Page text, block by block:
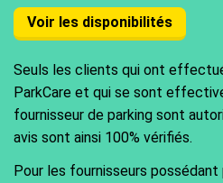
Voir les disponibilités
Seuls les clients qui ont
ParkCare et qui se sont
fournisseur de parking sont
avis sont ainsi 100% vérifiés.
Pour les fournisseurs